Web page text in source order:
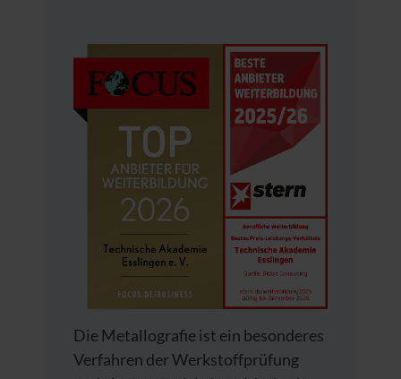
Die Metallografie ist ein besonderes
Verfahren der Werkstoffprüfung